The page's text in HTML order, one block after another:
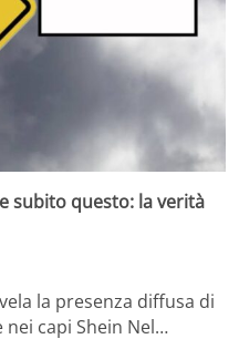
subito questo: la verità
la presenza diffusa di
capi Shein Nel…